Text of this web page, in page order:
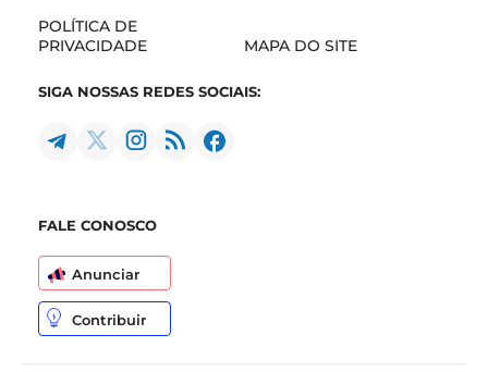
POLÍTICA DE
PRIVACIDADE
MAPA DO SITE
SIGA NOSSAS REDES SOCIAIS:
FALE CONOSCO
Anunciar
Contribuir